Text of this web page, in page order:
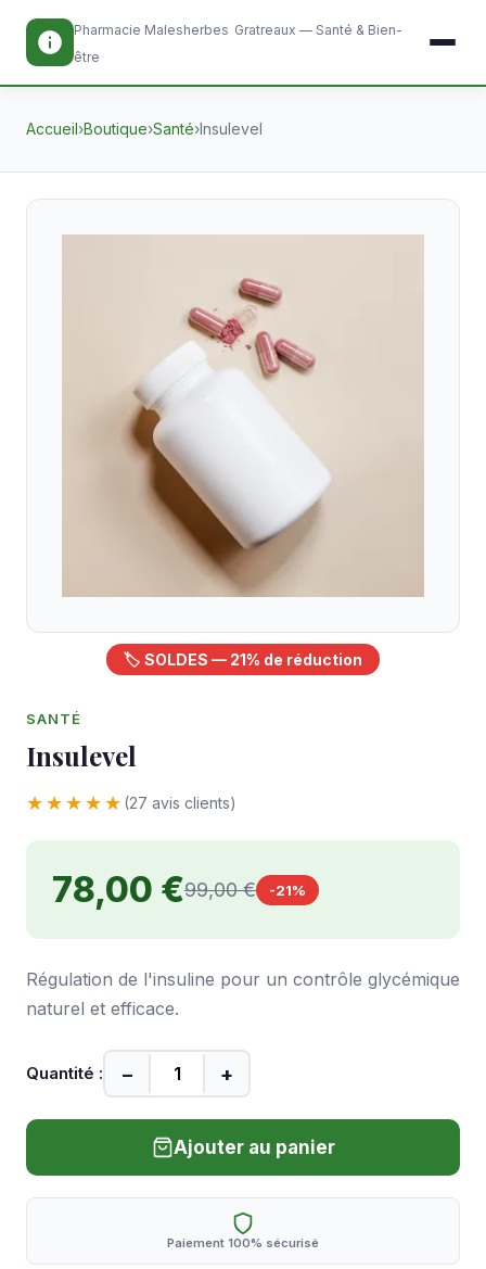
Pharmacie Malesherbes Gratreaux — Santé & Bien-
être
Accueil›Boutique›Santé›Insulevel
🏷️ SOLDES — 21% de réduction
SANTÉ
Insulevel
★★★★★ (27 avis clients)
78,00 €99,00 € -21%
Régulation de l'insuline pour un contrôle glycémique
naturel et efficace.
Quantité : − +
Ajouter au panier
Paiement 100% sécurisé